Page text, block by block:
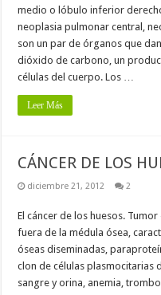
medio o lóbulo inferior
neoplasia pulmonar central,
son un par de órganos que
dióxido de carbono, un
células del cuerpo. Los …
Leer Más
CÁNCER DE LOS
diciembre 21, 2012 2
El cáncer de los huesos.
fuera de la médula ósea,
óseas diseminadas,
clon de células plasmocitarias
sangre y orina, anemia,